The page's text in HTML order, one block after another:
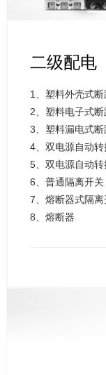
二级配电
1、塑料外壳式断
2、塑料电子式断
3、塑料漏电式断
4、双电源自动转
5、双电源自动转
6、普通隔离开关
7、熔断器式隔离
8、熔断器